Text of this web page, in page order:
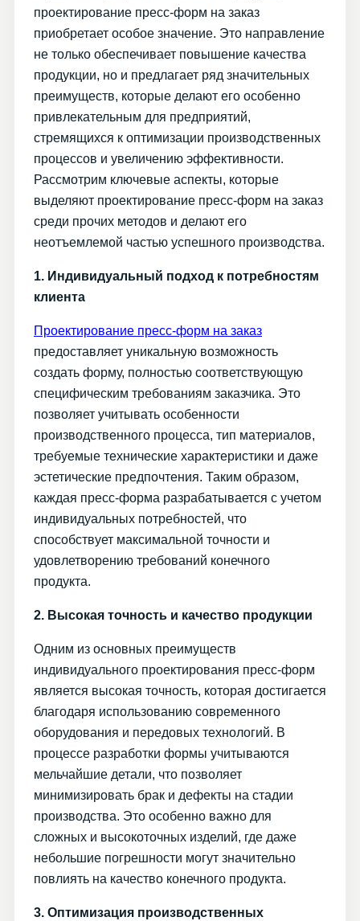
проектирование пресс-форм на заказ
приобретает особое значение. Это направление
не только обеспечивает повышение качества
продукции, но и предлагает ряд значительных
преимуществ, которые делают его особенно
привлекательным для предприятий,
стремящихся к оптимизации производственных
процессов и увеличению эффективности.
Рассмотрим ключевые аспекты, которые
выделяют проектирование пресс-форм на заказ
среди прочих методов и делают его
неотъемлемой частью успешного производства.
1. Индивидуальный подход к потребностям
клиента
Проектирование пресс-форм на заказ
предоставляет уникальную возможность
создать форму, полностью соответствующую
специфическим требованиям заказчика. Это
позволяет учитывать особенности
производственного процесса, тип материалов,
требуемые технические характеристики и даже
эстетические предпочтения. Таким образом,
каждая пресс-форма разрабатывается с учетом
индивидуальных потребностей, что
способствует максимальной точности и
удовлетворению требований конечного
продукта.
2. Высокая точность и качество продукции
Одним из основных преимуществ
индивидуального проектирования пресс-форм
является высокая точность, которая достигается
благодаря использованию современного
оборудования и передовых технологий. В
процессе разработки формы учитываются
мельчайшие детали, что позволяет
минимизировать брак и дефекты на стадии
производства. Это особенно важно для
сложных и высокоточных изделий, где даже
небольшие погрешности могут значительно
повлиять на качество конечного продукта.
3. Оптимизация производственных